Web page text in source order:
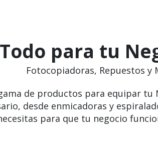
Todo para tu
Fotocopiadoras, Repuestos y
de productos para equipar tu
desde enmicadoras y
para que tu negocio